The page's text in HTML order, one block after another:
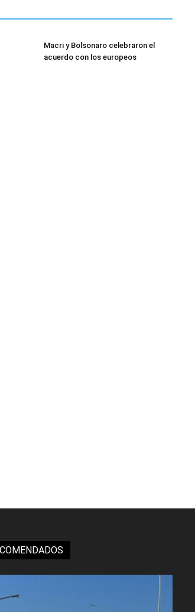
Macri y Bolsonaro celebraron el
acuerdo con los europeos